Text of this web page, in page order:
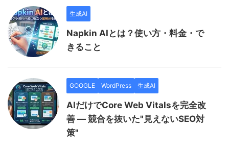
生成AI
Napkin AIとは？使い方・料金・で
きること
GOOGLE WordPress 生成AI
AIだけでCore Web Vitalsを完全改
善 — 競合を抜いた"見えないSEO対
策"